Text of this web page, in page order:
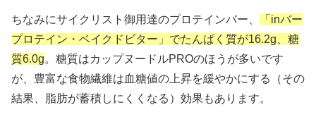
ちなみにサイクリスト御用達のプロテインバー、
「inバー
プロテイン・ベイクドビター」でたんぱく質が16.2g、糖
質6.0g。糖質はカップヌードルPROのほうが多いです
が、豊富な食物繊維は血糖値の上昇を緩やかにする（その
結果、脂肪が蓄積しにくくなる）効果もあります。